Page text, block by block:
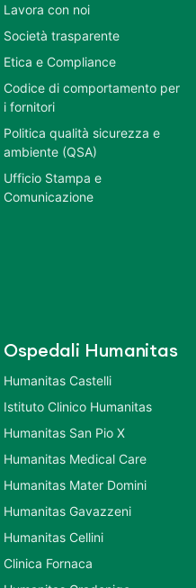
Lavora con noi
Società trasparente
Etica e Compliance
Codice di comportamento per
i fornitori
Politica qualità sicurezza e
ambiente (QSA)
Ufficio Stampa e
Comunicazione
Ospedali Humanitas
Humanitas Castelli
Istituto Clinico Humanitas
Humanitas San Pio X
Humanitas Medical Care
Humanitas Mater Domini
Humanitas Gavazzeni
Humanitas Cellini
Clinica Fornaca